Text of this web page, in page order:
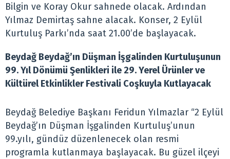
Bilgin ve Koray Okur sahnede olacak. Ardından
Yılmaz Demirtaş sahne alacak. Konser, 2 Eylül
Kurtuluş Parkı’nda saat 21.00’de başlayacak.
Beydağ Beydağ’ın Düşman İşgalinden Kurtuluşunun
99. Yıl Dönümü Şenlikleri ile 29. Yerel Ürünler ve
Kültürel Etkinlikler Festivali Coşkuyla Kutlayacak
Beydağ Belediye Başkanı Feridun Yılmazlar “2 Eylül
Beydağ’ın Düşman İşgalinden Kurtuluş’unun
99.yılı, gündüz düzenlenecek olan resmi
programla kutlanmaya başlayacak. Bu güzel ilçeyi